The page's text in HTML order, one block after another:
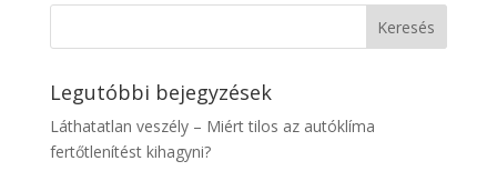
Legutóbbi bejegyzések
Láthatatlan veszély – Miért tilos az autóklíma
fertőtlenítést kihagyni?